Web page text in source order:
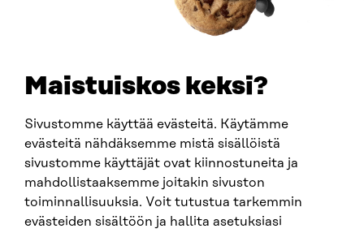
Maistuiskos keksi?
Sivustomme käyttää evästeitä. Käytämme
evästeitä nähdäksemme mistä sisällöistä
sivustomme käyttäjät ovat kiinnostuneita ja
mahdollistaaksemme joitakin sivuston
toiminnallisuuksia. Voit tutustua tarkemmin
evästeiden sisältöön ja hallita asetuksiasi
SITRA SOSIAALISESSA MEDIASSA
LinkedIn
Instagram
YouTube